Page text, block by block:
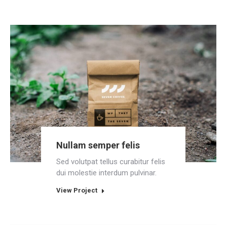
Nullam semper felis
Sed volutpat tellus curabitur felis
dui molestie interdum pulvinar.
View Project